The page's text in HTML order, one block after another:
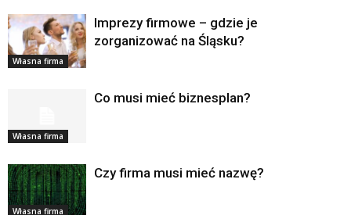
Własna firma
Imprezy firmowe – gdzie je
zorganizować na Śląsku?
Własna firma
Co musi mieć biznesplan?
Własna firma
Czy firma musi mieć nazwę?